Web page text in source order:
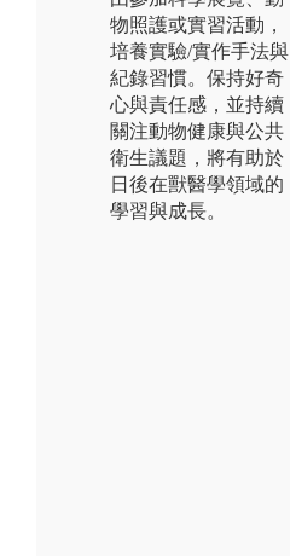
物照護或實習活動，
培養實驗/實作手法與
紀錄習慣。保持好奇
心與責任感，並持續
關注動物健康與公共
衛生議題，將有助於
日後在獸醫學領域的
學習與成長。